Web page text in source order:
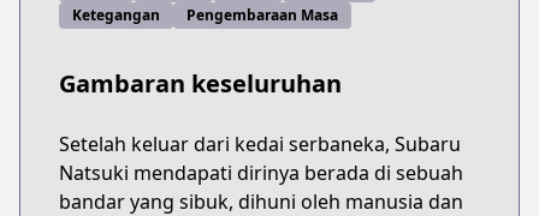
Ketegangan
Pengembaraan Masa
Gambaran keseluruhan
Setelah keluar dari kedai serbaneka, Subaru
Natsuki mendapati dirinya berada di sebuah
bandar yang sibuk, dihuni oleh manusia dan